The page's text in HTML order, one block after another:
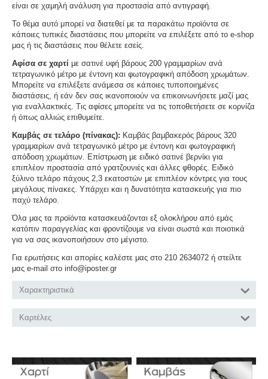
είναι σε χαμηλή ανάλυση για προστασία από αντιγραφή.
Το θέμα αυτό μπορεί να διατεθεί με τα παρακάτω προϊόντα σε
κάποιες τυπικές διαστάσεις που μπορείτε να επιλέξετε από το e-shop
μας ή τις διαστάσεις που θέλετε εσείς.
Αφίσα σε χαρτί με σατινέ υφή βάρους 200 γραμμαρίων ανά
τετραγωνικό μέτρο με έντονη και φωτογραφική απόδοση χρωμάτων.
Μπορείτε να επιλέξετε ανάμεσα σε κάποιες τυποποιημένες
διαστάσεις, ή εάν δεν σας ικανοποιούν να επικοινωνήσετε μαζί μας
για εναλλακτικές. Τις αφίσες μπορείτε να τις τοποθετήσετε σε κορνίζα
ή όπως αλλιώς επιθυμείτε.
Καμβάς σε τελάρο (πίνακας): Καμβάς βαμβακερός βάρους 320
γραμμαρίων ανά τετραγωνικό μέτρο με έντονη και φωτογραφική
απόδοση χρωμάτων. Επίστρωση με ειδικό σατινέ βερνίκι για
επιπλέον προστασία από γρατζουνιές και άλλες φθορές. Ειδικό
ξύλινο τελάρο πάχους 2,3 εκατοστών με επιπλέον κόντρες για τους
μεγάλους πίνακες. Υπάρχει και η δυνατότητα κατασκευής για πιο
παχύ τελάρο.
Όλα μας τα προϊόντα κατασκευάζονται εξ ολοκλήρου από εμάς
κατόπιν παραγγελίας και φροντίζουμε να είναι σωστά και ποιοτικά
για να σας ικανοποιήσουν στο μέγιστο.
Για ερωτήσεις και απορίες καλέστε μας στο 210 2634072 ή στείλτε
μας e-mail στο info@iposter.gr
Χαρακτηριστικά
Καρτέλες